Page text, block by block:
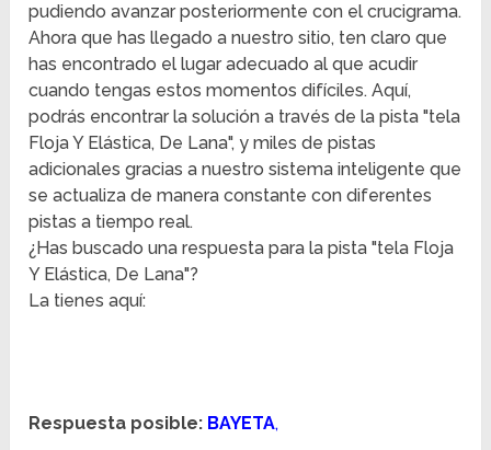
pudiendo avanzar posteriormente con el crucigrama.
Ahora que has llegado a nuestro sitio, ten claro que
has encontrado el lugar adecuado al que acudir
cuando tengas estos momentos difíciles. Aquí,
podrás encontrar la solución a través de la pista "tela
Floja Y Elástica, De Lana", y miles de pistas
adicionales gracias a nuestro sistema inteligente que
se actualiza de manera constante con diferentes
pistas a tiempo real.
¿Has buscado una respuesta para la pista "tela Floja
Y Elástica, De Lana"?
La tienes aquí:
Respuesta posible: BAYETA,